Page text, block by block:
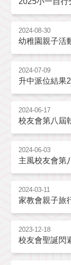
2024-08-30
幼稚園親子活
2024-07-09
升中派位結果
2024-06-17
校友會第八屆
2024-06-03
主風校友會第
2024-03-11
家教會親子旅
2023-12-18
校友會聖誕閃